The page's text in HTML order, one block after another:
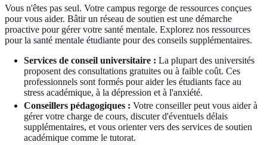
Vous n'êtes pas seul. Votre campus regorge de ressources conçues
pour vous aider. Bâtir un réseau de soutien est une démarche
proactive pour gérer votre santé mentale. Explorez nos ressources
pour la santé mentale étudiante pour des conseils supplémentaires.
Services de conseil universitaire : La plupart des universités
proposent des consultations gratuites ou à faible coût. Ces
professionnels sont formés pour aider les étudiants face au
stress académique, à la dépression et à l'anxiété.
Conseillers pédagogiques : Votre conseiller peut vous aider à
gérer votre charge de cours, discuter d'éventuels délais
supplémentaires, et vous orienter vers des services de soutien
académique comme le tutorat.